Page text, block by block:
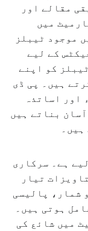
مقالے اور
میں
موجود ٹیبلز
کے لیے
کو اپنے
ہیں۔ پی ڈی
اور اساتذہ
بناتے ہیں
ہے۔ سرکاری
تیار
شمار، پالیسی
ہوتی ہیں۔
میں شائع کی